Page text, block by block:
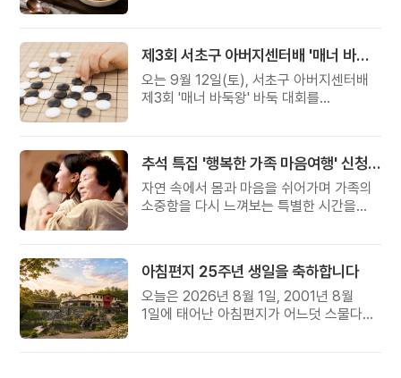
제3회 서초구 아버지센터배 '매너 바둑왕' 대회
오는 9월 12일(토), 서초구 아버지센터배
제3회 '매너 바둑왕' 바둑 대회를
추석 특집 '행복한 가족 마음여행' 신청 안내
자연 속에서 몸과 마음을 쉬어가며 가족의
소중함을 다시 느껴보는 특별한 시간을
아침편지 25주년 생일을 축하합니다
오늘은 2026년 8월 1일, 2001년 8월
1일에 태어난 아침편지가 어느덧 스물다섯